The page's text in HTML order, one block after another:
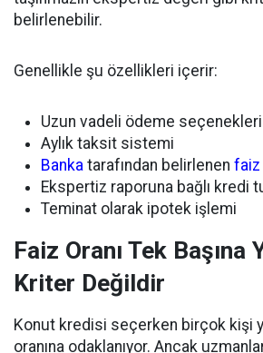
belirlenebilir.
Genellikle şu özellikleri içerir:
Uzun vadeli ödeme seçenekleri
Aylık taksit sistemi
Banka tarafından belirlenen faiz
Ekspertiz raporuna bağlı kredi
Teminat olarak ipotek işlemi
Faiz Oranı Tek Başına
Kriter Değildir
Konut kredisi seçerken birçok kişi
oranına odaklanıyor. Ancak